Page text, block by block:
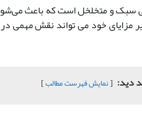
سبک و متخلخل است که باعث
مزایای خود می تواند نقش مهمی
دید: نمایش فهرست مطالب